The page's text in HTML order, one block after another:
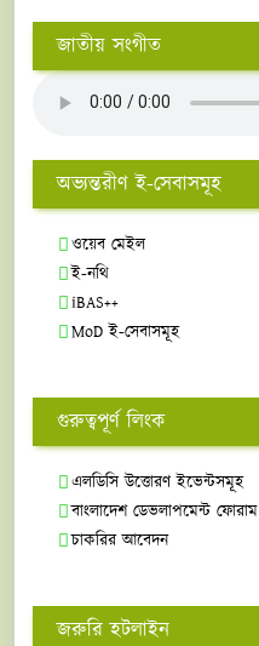
জাতীয় সংগীত
অভ্যন্তরীণ ই-সেবাসমূহ
ওয়েব মেইল
ই-নথি
iBAS++
MoD ই-সেবাসমূহ
গুরুত্বপূর্ণ লিংক
এলডিসি উত্তোরণ ইভেন্টসমূহ
বাংলাদেশ ডেভলাপমেন্ট ফোরাম
চাকরির আবেদন
জরুরি হটলাইন